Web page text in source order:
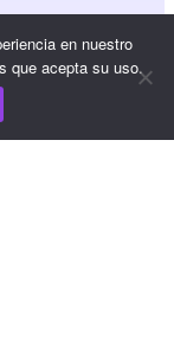
en nuestro
que acepta su uso.